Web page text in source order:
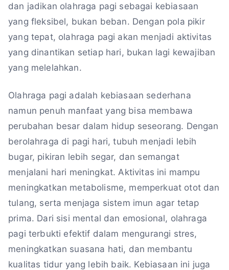
dan jadikan olahraga pagi sebagai kebiasaan
yang fleksibel, bukan beban. Dengan pola pikir
yang tepat, olahraga pagi akan menjadi aktivitas
yang dinantikan setiap hari, bukan lagi kewajiban
yang melelahkan.
Olahraga pagi adalah kebiasaan sederhana
namun penuh manfaat yang bisa membawa
perubahan besar dalam hidup seseorang. Dengan
berolahraga di pagi hari, tubuh menjadi lebih
bugar, pikiran lebih segar, dan semangat
menjalani hari meningkat. Aktivitas ini mampu
meningkatkan metabolisme, memperkuat otot dan
tulang, serta menjaga sistem imun agar tetap
prima. Dari sisi mental dan emosional, olahraga
pagi terbukti efektif dalam mengurangi stres,
meningkatkan suasana hati, dan membantu
kualitas tidur yang lebih baik. Kebiasaan ini juga